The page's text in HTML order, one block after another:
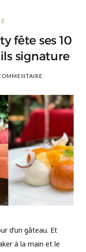
m
fête ses 10
signature
d’un gâteau. Et
à la main et le